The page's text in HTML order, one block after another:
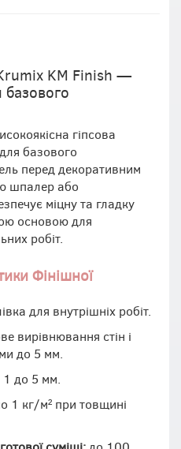
KM Finish —
базового
гіпсова
базового
перед декоративним
шпалер або
міцну та гладку
основою для
робіт.
Фінішної
для внутрішніх робіт.
вирівнювання стін і
до 5 мм.
1 до 5 мм.
1 кг/м² при товщині